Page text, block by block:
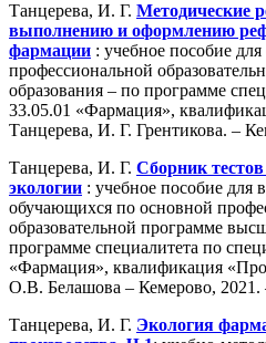
Танцерева, И. Г. Методические
выполнению и оформлению
фармации : учебное пособие
профессиональной
образования – по программе
33.05.01 «Фармация»,
Танцерева, И. Г. Грентикова. –
Танцерева, И. Г. Сборник
экологии : учебное пособие для
обучающихся по основной
образовательной программе
программе специалитета по
«Фармация», квалификация
О.В. Белашова – Кемерово, 2021.
Танцерева, И. Г. Экология